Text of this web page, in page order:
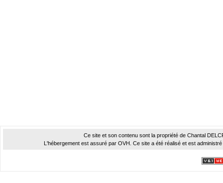
Ce site et son contenu sont la propriété de Chantal
L'hébergement est assuré par OVH. Ce site a été réalisé et est